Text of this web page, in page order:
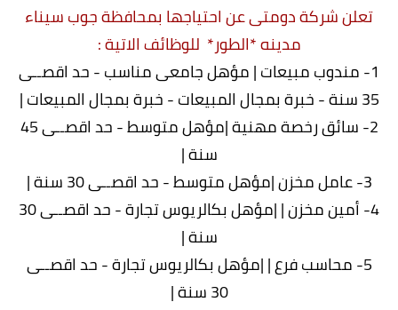
تعلن شركة دومتى عن احتياجها بمحافظة جوب سيناء
مدينه *الطور* للوظائف الاتية :
1- مندوب مبيعات | مؤهل جامعى مناسب - حد اقصــى
35 سنة - خبرة بمجال المبيعات - خبرة بمجال المبيعات |
2- سائق رخصة مهنية |مؤهل متوسط - حد اقصــى 45
سنة |
3- عامل مخزن |مؤهل متوسط - حد اقصــى 30 سنة |
4- أمين مخزن | |مؤهل بكالريوس تجارة - حد اقصــى 30
سنة |
5- محاسب فرع | |مؤهل بكالريوس تجارة - حد اقصــى
30 سنة |